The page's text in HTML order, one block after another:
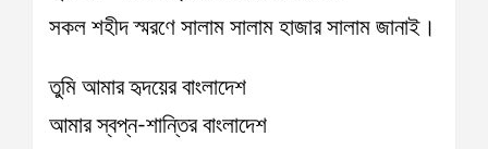
সকল শহীদ স্মরণে সালাম সালাম হাজার সালাম জানাই।
তুমি আমার হৃদয়ের বাংলাদেশ
আমার স্বপ্ন-শান্তির বাংলাদেশ